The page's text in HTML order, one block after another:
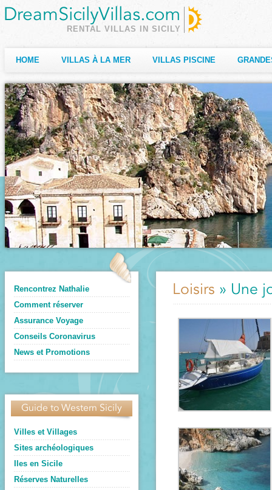
RENTAL VILLAS IN SICILY
HOME VILLAS À LA MER VILLAS PISCINE
Rencontrez Nathalie
Comment réserver
Assurance Voyage
Conseils Coronavirus
News et Promotions
Guide to Western Sicily
Villes et Villages
Sites archéologiques
Iles en Sicile
Réserves Naturelles
Loisirs » Une